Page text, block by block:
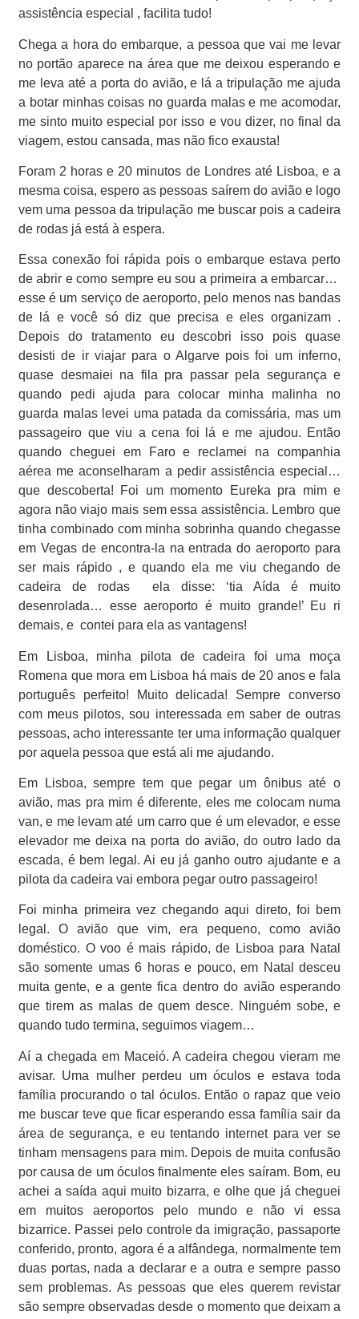
assistência especial , facilita tudo!
Chega a hora do embarque, a pessoa que vai me levar
no portão aparece na área que me deixou esperando e
me leva até a porta do avião, e lá a tripulação me ajuda
a botar minhas coisas no guarda malas e me acomodar,
me sinto muito especial por isso e vou dizer, no final da
viagem, estou cansada, mas não fico exausta!
Foram 2 horas e 20 minutos de Londres até Lisboa, e a
mesma coisa, espero as pessoas saírem do avião e logo
vem uma pessoa da tripulação me buscar pois a cadeira
de rodas já está à espera.
Essa conexão foi rápida pois o embarque estava perto
de abrir e como sempre eu sou a primeira a embarcar…
esse é um serviço de aeroporto, pelo menos nas bandas
de lá e você só diz que precisa e eles organizam .
Depois do tratamento eu descobri isso pois quase
desisti de ir viajar para o Algarve pois foi um inferno,
quase desmaiei na fila pra passar pela segurança e
quando pedi ajuda para colocar minha malinha no
guarda malas levei uma patada da comissária, mas um
passageiro que viu a cena foi lá e me ajudou. Então
quando cheguei em Faro e reclamei na companhia
aérea me aconselharam a pedir assistência especial…
que descoberta! Foi um momento Eureka pra mim e
agora não viajo mais sem essa assistência. Lembro que
tinha combinado com minha sobrinha quando chegasse
em Vegas de encontra-la na entrada do aeroporto para
ser mais rápido , e quando ela me viu chegando de
cadeira de rodas
ela disse: ‘tia Aída é muito
desenrolada… esse aeroporto é muito grande!’ Eu ri
demais, e contei para ela as vantagens!
Em Lisboa, minha pilota de cadeira foi uma moça
Romena que mora em Lisboa há mais de 20 anos e fala
português perfeito! Muito delicada! Sempre converso
com meus pilotos, sou interessada em saber de outras
pessoas, acho interessante ter uma informação qualquer
por aquela pessoa que está ali me ajudando.
Em Lisboa, sempre tem que pegar um ônibus até o
avião, mas pra mim é diferente, eles me colocam numa
van, e me levam até um carro que é um elevador, e esse
elevador me deixa na porta do avião, do outro lado da
escada, é bem legal. Ai eu já ganho outro ajudante e a
pilota da cadeira vai embora pegar outro passageiro!
Foi minha primeira vez chegando aqui direto, foi bem
legal. O avião que vim, era pequeno, como avião
doméstico. O voo é mais rápido, de Lisboa para Natal
são somente umas 6 horas e pouco, em Natal desceu
muita gente, e a gente fica dentro do avião esperando
que tirem as malas de quem desce. Ninguém sobe, e
quando tudo termina, seguimos viagem…
Aí a chegada em Maceió. A cadeira chegou vieram me
avisar. Uma mulher perdeu um óculos e estava toda
família procurando o tal óculos. Então o rapaz que veio
me buscar teve que ficar esperando essa família sair da
área de segurança, e eu tentando internet para ver se
tinham mensagens para mim. Depois de muita confusão
por causa de um óculos finalmente eles saíram. Bom, eu
achei a saída aqui muito bizarra, e olhe que já cheguei
em muitos aeroportos pelo mundo e não vi essa
bizarrice. Passei pelo controle da imigração, passaporte
conferido, pronto, agora é a alfândega, normalmente tem
duas portas, nada a declarar e a outra e sempre passo
sem problemas. As pessoas que eles querem revistar
são sempre observadas desde o momento que deixam a